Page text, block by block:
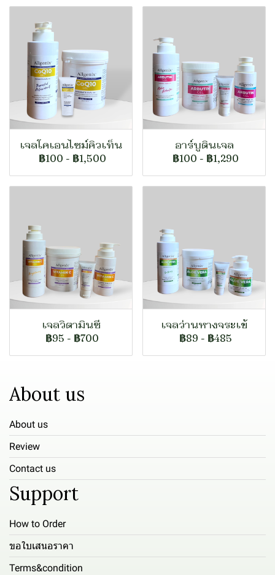
เจลโคเอนไซม์คิวเท็น
฿100 - ฿1,500
อาร์บูตินเจล
฿100 - ฿1,290
เจลวิตามินซี
฿95 - ฿700
เจลว่านหางจระเข้
฿89 - ฿485
About us
About us
Review
Contact us
Support
How to Order
ขอใบเสนอราคา
Terms&condition